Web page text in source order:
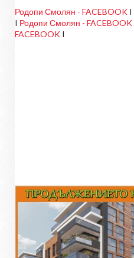
Родопи Смолян - FACEBOOK I
I Родопи Смолян - FACEBOOK
FACEBOOK I